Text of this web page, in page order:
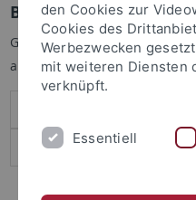
Benutzeranmeldung
Geben Sie Ihren
anzumelden:
den Cookies zur
Cookies des
Werbezwecken
mit weiteren Diensten
verknüpft.
Essentiell